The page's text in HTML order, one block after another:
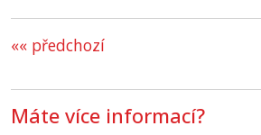
«« předchozí
Máte více informací?